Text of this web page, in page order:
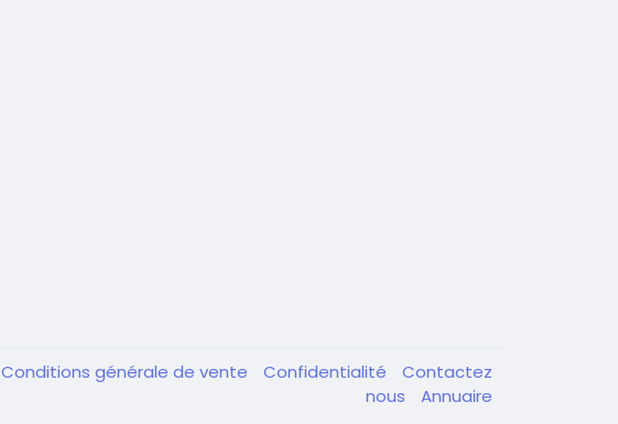
Conditions générale de vente Confidentialité
Contactez
nous
Annuaire